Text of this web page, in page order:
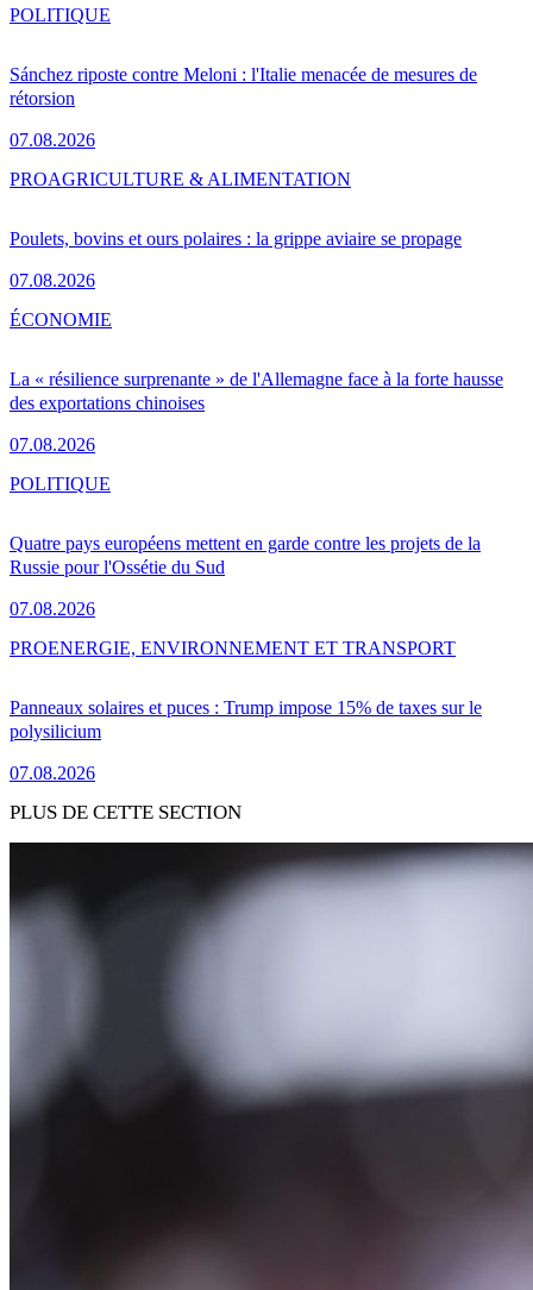
Sánchez riposte contre Meloni : l'Italie menacée de mesures de
rétorsion
07.08.2026
POLITIQUE
Poulets, bovins et ours polaires : la grippe aviaire se propage
07.08.2026
PROAGRICULTURE & ALIMENTATION
La « résilience surprenante » de l'Allemagne face à la forte hausse
des exportations chinoises
07.08.2026
ÉCONOMIE
Quatre pays européens mettent en garde contre les projets de la
Russie pour l'Ossétie du Sud
07.08.2026
POLITIQUE
Panneaux solaires et puces : Trump impose 15% de taxes sur le
polysilicium
07.08.2026
PROENERGIE, ENVIRONNEMENT ET TRANSPORT
PLUS DE CETTE SECTION